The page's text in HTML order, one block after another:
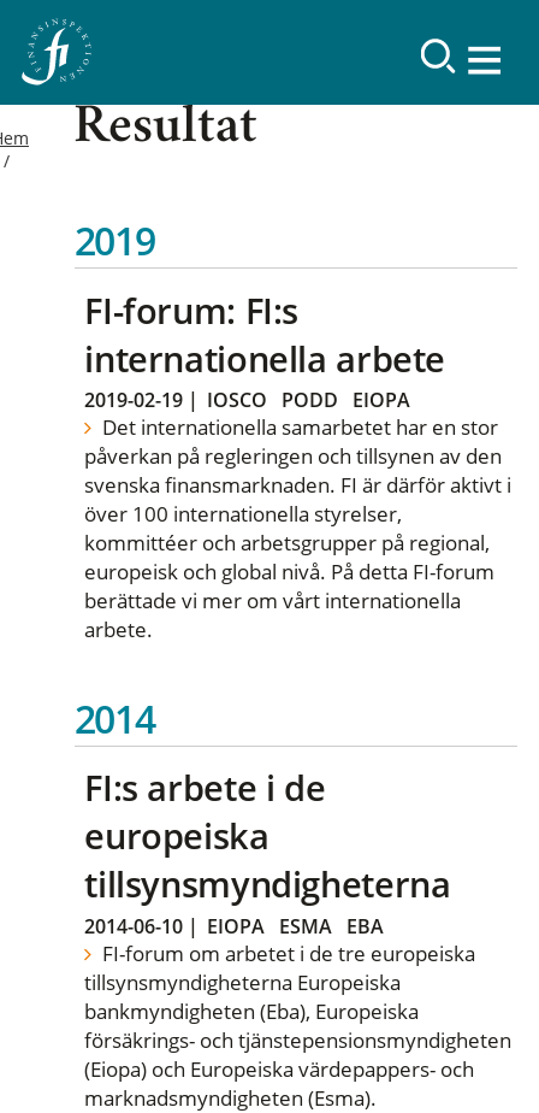
Resultat
2019
FI-forum: FI:s
internationella arbete
2019-02-19 | IOSCO PODD EIOPA
Det internationella samarbetet har en stor
påverkan på regleringen och tillsynen av den
svenska finansmarknaden. FI är därför aktivt i
över 100 internationella styrelser,
kommittéer och arbetsgrupper på regional,
europeisk och global nivå. På detta FI-forum
berättade vi mer om vårt internationella
arbete.
2014
FI:s arbete i de
europeiska
tillsynsmyndigheterna
2014-06-10 | EIOPA ESMA EBA
FI-forum om arbetet i de tre europeiska
tillsynsmyndigheterna Europeiska
bankmyndigheten (Eba), Europeiska
försäkrings- och tjänstepensionsmyndigheten
(Eiopa) och Europeiska värdepappers- och
marknadsmyndigheten (Esma).